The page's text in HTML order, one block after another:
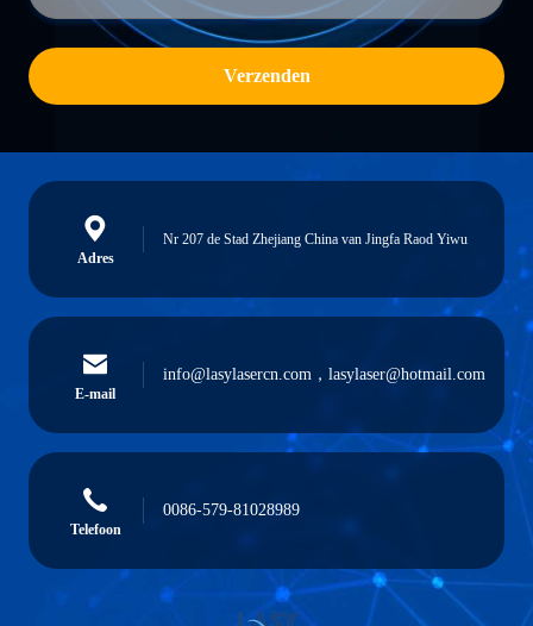
Verzenden
Adres
Nr 207 de Stad Zhejiang China van Jingfa Raod Yiwu
E-mail
info@lasylasercn.com，lasylaser@hotmail.com
Telefoon
0086-579-81028989